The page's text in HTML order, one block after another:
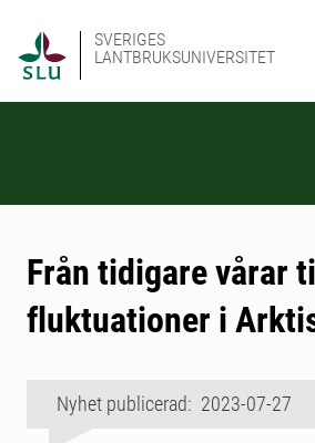
SVERIGES
LANTBRUKSUNIVERSITET
Från tidigare vårar
fluktuationer i
Nyhet publicerad: 2023-07-27